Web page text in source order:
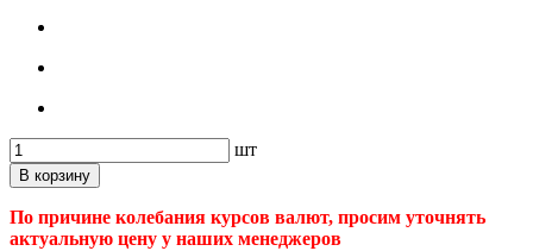
шт
В корзину
По причине колебания курсов валют, просим уточнять
актуальную цену у наших менеджеров